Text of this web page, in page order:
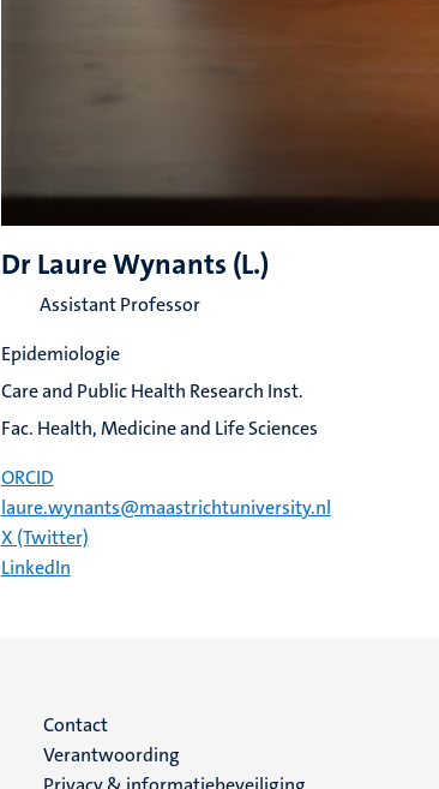
Dr Laure Wynants (L.)
Assistant Professor
Epidemiologie
Care and Public Health Research Inst.
Fac. Health, Medicine and Life Sciences
ORCID
laure.wynants@maastrichtuniversity.nl
X (Twitter)
LinkedIn
Menu
footer
Contact
Verantwoording